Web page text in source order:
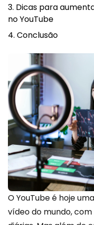
Dicas para
no YouTube
Conclusão
O YouTube é hoje
vídeo do mundo,